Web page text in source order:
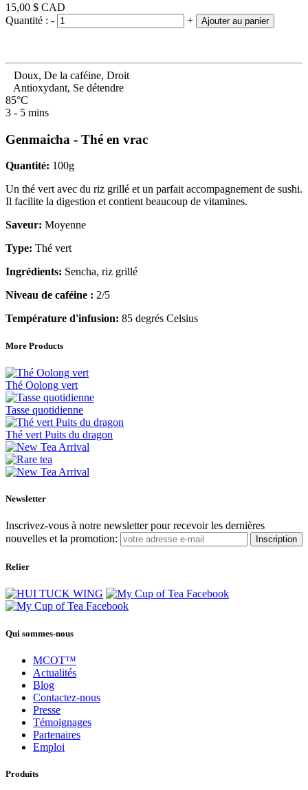
15,00 $ CAD
Quantité : - + Ajouter au panier
Doux, De la caféine, Droit
Antioxydant, Se détendre
85°C
3 - 5 mins
Genmaicha - Thé en vrac
Quantité: 100g
Un thé vert avec du riz grillé et un parfait accompagnement de sushi.
Il facilite la digestion et contient beaucoup de vitamines.
Saveur: Moyenne
Type: Thé vert
Ingrédients: Sencha, riz grillé
Niveau de caféine : 2/5
Température d'infusion: 85 degrés Celsius
More Products
Thé Oolong vert
Tasse quotidienne
Thé vert Puits du dragon
Newsletter
Inscrivez-vous à notre newsletter pour recevoir les dernières
nouvelles et la promotion:
Inscription
Relier
Qui sommes-nous
MCOT™
Actualités
Blog
Contactez-nous
Presse
Témoignages
Partenaires
Emploi
Produits